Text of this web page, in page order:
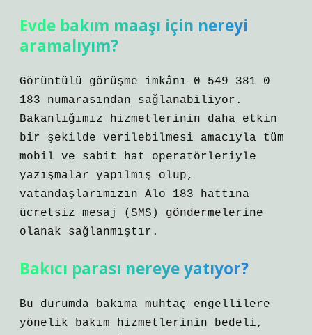
Evde bakım maaşı için nereyi
aramalıyım?
Görüntülü görüşme imkânı 0 549 381 0
183 numarasından sağlanabiliyor.
Bakanlığımız hizmetlerinin daha etkin
bir şekilde verilebilmesi amacıyla tüm
mobil ve sabit hat operatörleriyle
yazışmalar yapılmış olup,
vatandaşlarımızın Alo 183 hattına
ücretsiz mesaj (SMS) göndermelerine
olanak sağlanmıştır.
Bakıcı parası nereye yatıyor?
Bu durumda bakıma muhtaç engellilere
yönelik bakım hizmetlerinin bedeli,